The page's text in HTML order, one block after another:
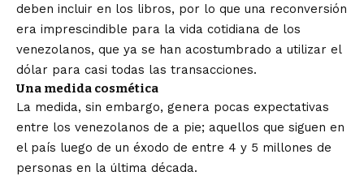
deben incluir en los libros, por lo que una reconversión
era imprescindible para la vida cotidiana de los
venezolanos, que ya se han acostumbrado a utilizar el
dólar para casi todas las transacciones.
Una medida cosmética
La medida, sin embargo, genera pocas expectativas
entre los venezolanos de a pie; aquellos que siguen en
el país luego de un éxodo de entre 4 y 5 millones de
personas en la última década.